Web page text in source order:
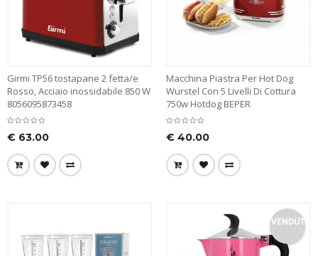
Girmi TP56 tostapane 2 fetta/e
Rosso, Acciaio inossidabile 850 W
8056095873458
€ 63.00
Macchina Piastra Per Hot Dog
Wurstel Con 5 Livelli Di Cottura
750w Hotdog BEPER
€ 40.00
VENDUTO